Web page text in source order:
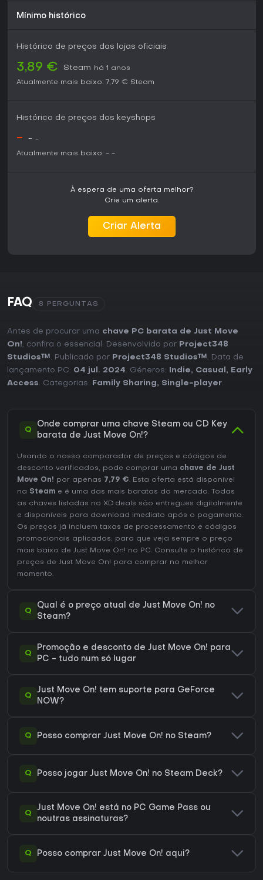
Mínimo histórico
Histórico de preços das lojas oficiais
3,89 € Steam
há 1 anos
Atualmente mais baixo: 7,79 € Steam
Histórico de preços dos keyshops
- - -
Atualmente mais baixo: - -
À espera de uma oferta melhor?
Crie um alerta.
Criar Alerta
FAQ 8 PERGUNTAS
Antes de procurar uma chave PC barata de Just Move
On!, confira o essencial. Desenvolvido por Project348
Studios™. Publicado por Project348 Studios™. Data de
lançamento PC: 04 jul. 2024. Géneros: Indie, Casual ,
Early
Access. Categorias: Family Sharing, Single-player.
Q
Onde comprar uma chave Steam ou CD Key
barata de Just Move On!?
Usando o nosso comparador de preços e códigos de
desconto verificados, pode comprar uma chave de Just
Move On! por apenas 7,79 €. Esta oferta está disponível
na Steam e é uma das mais baratas do mercado. Todas
as chaves listadas no XD.deals são entregues digitalmente
e disponíveis para download imediato após o pagamento.
Os preços já incluem taxas de processamento e códigos
promocionais aplicados, para que veja sempre o preço
mais baixo de Just Move On! no PC. Consulte o histórico de
preços de Just Move On! para comprar no melhor
momento.
Q
Qual é o preço atual de Just Move On! no
Steam?
Q
Promoção e desconto de Just Move On! para
PC - tudo num só lugar
Q
Just Move On! tem suporte para GeForce
NOW?
Q Posso comprar Just Move On! no Steam?
Q Posso jogar Just Move On! no Steam Deck?
Q
Just Move On! está no PC Game Pass ou
noutras assinaturas?
Q Posso comprar Just Move On! aqui?